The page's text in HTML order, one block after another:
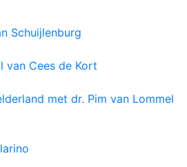
Schuijlenburg
van Cees de Kort
met dr. Pim van Lommel